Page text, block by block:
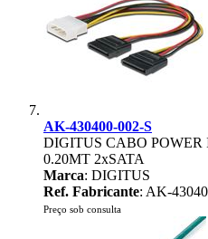
AK-430400-002-S
DIGITUS CABO POWER
0.20MT 2xSATA
Marca: DIGITUS
Ref. Fabricante: AK-
Preço sob consulta